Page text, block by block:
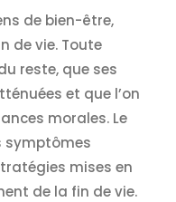
de bien-être,
de vie. Toute
reste, que ses
et que l’on
morales. Le
symptômes
mises en
de la fin de vie.